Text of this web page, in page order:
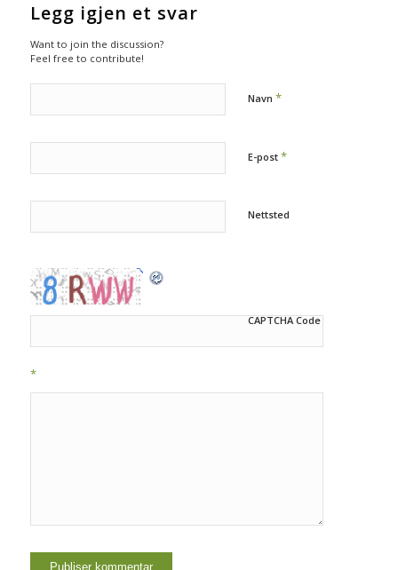
Legg igjen et svar
Want to join the discussion?
Feel free to contribute!
Navn *
E-post *
Nettsted
CAPTCHA Code
*